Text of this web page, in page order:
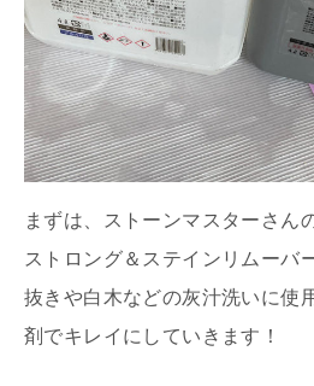
まずは、ストーンマスターさん
ストロング＆ステインリムーバ
抜きや白木などの灰汁洗いに使
剤でキレイにしていきます！